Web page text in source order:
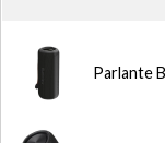
Parlante